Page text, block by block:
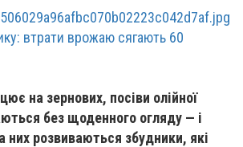
втрати врожаю сягають 60
на зернових, посіви олійної
без щоденного огляду — і
них розвиваються збудники, які